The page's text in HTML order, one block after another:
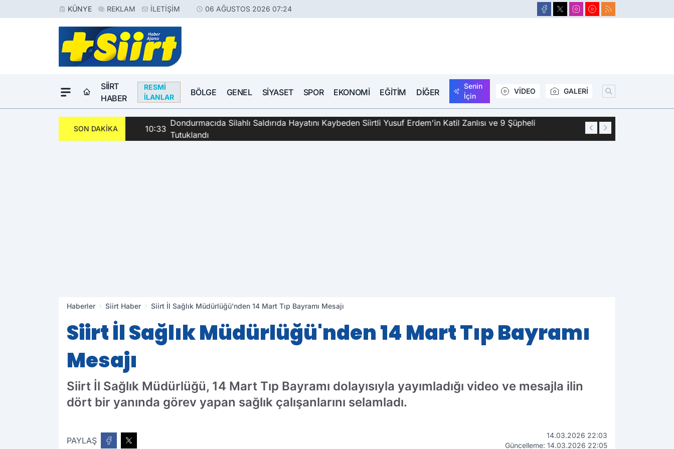
KÜNYE REKLAM İLETIŞIM 06 AĞUSTOS 2026 07:24
SIIRT
HABER
RESMI
İLANLAR
BÖLGE GENEL SIYASET SPOR EKONOMI EĞITIM DIĞER
Senin
İçin
VİDEO GALERİ
SON DAKİKA 10:33
Dondurmacıda Silahlı Saldırıda Hayatını Kaybeden Siirtli Yusuf Erdem'in Katil Zanlısı ve 9 Şüpheli
Tutuklandı
01:44
Haberler Siirt Haber Siirt İl Sağlık Müdürlüğü'nden 14 Mart Tıp Bayramı Mesajı
Siirt İl Sağlık Müdürlüğü'nden 14 Mart Tıp Bayramı
Mesajı
Siirt İl Sağlık Müdürlüğü, 14 Mart Tıp Bayramı dolayısıyla yayımladığı video ve mesajla ilin
dört bir yanında görev yapan sağlık çalışanlarını selamladı.
PAYLAŞ
14.03.2026 22:03
Güncelleme: 14.03.2026 22:05